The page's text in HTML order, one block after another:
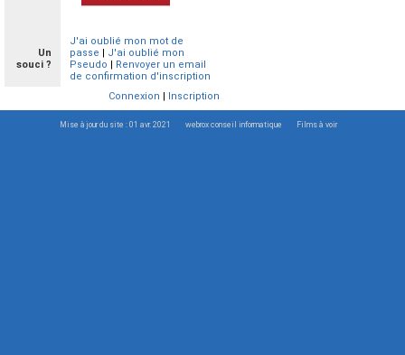
Un
souci ?
J'ai oublié mon mot de
passe | J'ai oublié mon
Pseudo | Renvoyer un email
de confirmation d'inscription
Connexion | Inscription
Mise à jour du site : 01 avr. 2021 webrox conseil informatique Films à voir